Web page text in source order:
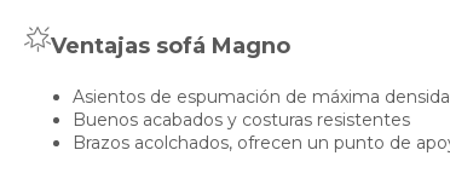
Ventajas sofá Magno
Asientos de espumación de máxima
Buenos acabados y costuras resistentes
Brazos acolchados, ofrecen un punto de